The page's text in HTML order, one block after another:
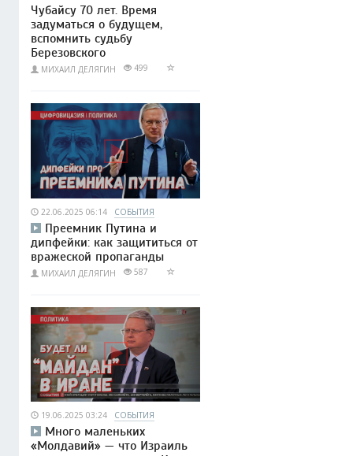
Чубайсу 70 лет. Время
задуматься о будущем,
вспомнить судьбу
Березовского
МИХАИЛ ДЕЛЯГИН 499
22.06.2025 06:14 СОБЫТИЯ
Преемник Путина и
дипфейки: как защититься от
вражеской пропаганды
МИХАИЛ ДЕЛЯГИН 587
19.06.2025 03:24 СОБЫТИЯ
Много маленьких
«Молдавий» — что Израиль